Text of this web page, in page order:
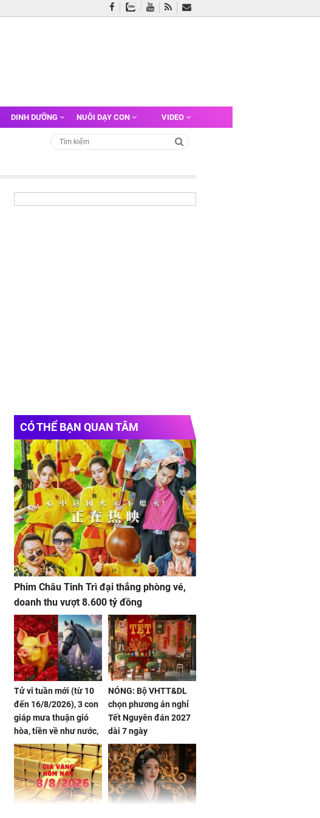
DINH DƯỠNG NUÔI DẠY CON VIDEO
CÓ THỂ BẠN QUAN TÂM
Phim Châu Tinh Trì đại thắng phòng vé,
doanh thu vượt 8.600 tỷ đồng
Tử vi tuần mới (từ 10
đến 16/8/2026), 3 con
giáp mưa thuận gió
hòa, tiền về như nước,
bạc vàng dư dả, Phú
Quý Vinh Hoa, vận
trình khai sáng
NÓNG: Bộ VHTT&DL
chọn phương án nghỉ
Tết Nguyên đán 2027
dài 7 ngày